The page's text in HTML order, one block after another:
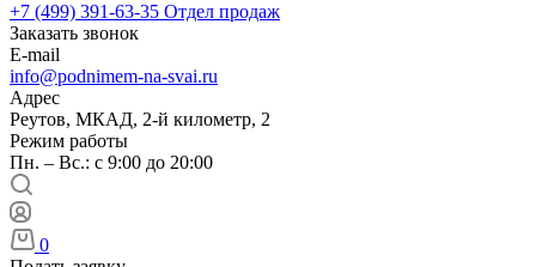
+7 (499) 391-63-35 Отдел продаж
Заказать звонок
E-mail
info@podnimem-na-svai.ru
Адрес
Реутов, МКАД, 2-й километр, 2
Режим работы
Пн. – Вс.: с 9:00 до 20:00
0